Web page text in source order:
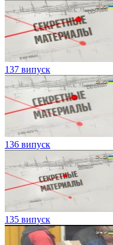
137 випуск
136 випуск
135 випуск